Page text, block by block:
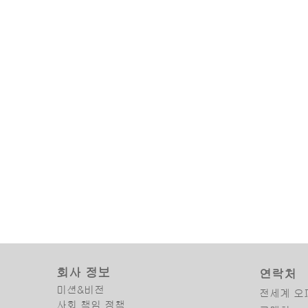
회사 정보
미션&비전
사회 책임 정책
연락처
전세계 오